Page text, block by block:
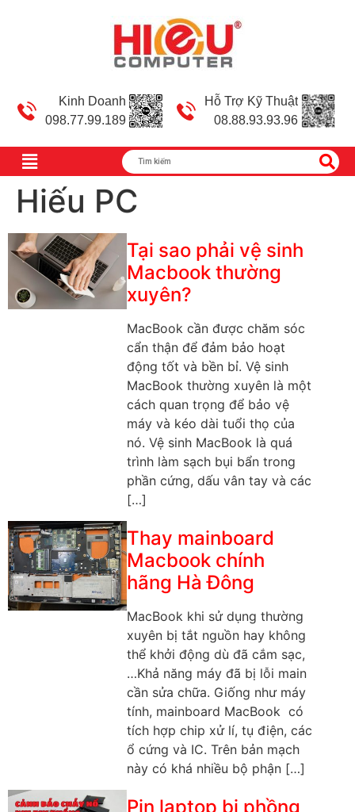
Kinh Doanh
098.77.99.189
Hỗ Trợ Kỹ Thuật
08.88.93.93.96
Hiếu PC
Tại sao phải vệ sinh
Macbook thường
xuyên?
MacBook cần được chăm sóc
cẩn thận để đảm bảo hoạt
động tốt và bền bỉ. Vệ sinh
MacBook thường xuyên là một
cách quan trọng để bảo vệ
máy và kéo dài tuổi thọ của
nó. Vệ sinh MacBook là quá
trình làm sạch bụi bẩn trong
phần cứng, dấu vân tay và các
[…]
Thay mainboard
Macbook chính
hãng Hà Đông
MacBook khi sử dụng thường
xuyên bị tắt nguồn hay không
thể khởi động dù đã cắm sạc,
…Khả năng máy đã bị lỗi main
cần sửa chữa. Giống như máy
tính, mainboard MacBook có
tích hợp chip xử lí, tụ điện, các
ổ cứng và IC. Trên bản mạch
này có khá nhiều bộ phận […]
Pin laptop bị phồng